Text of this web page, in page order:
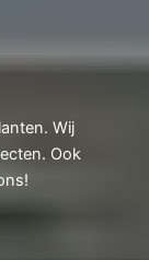
Wij
Ook